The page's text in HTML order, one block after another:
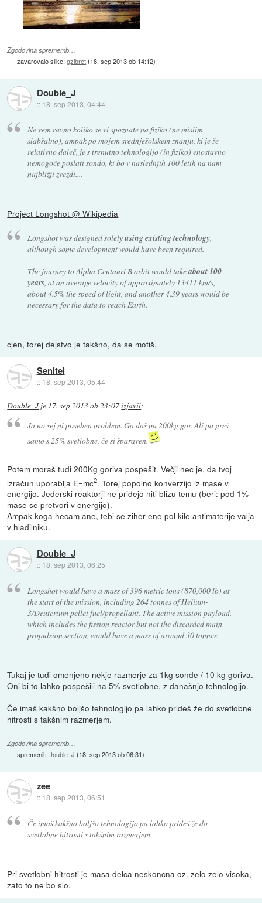
Zgodovina sprememb…
zavarovalo slike:gzibret(18. sep 2013 ob 14:12)
Double_J
:: 18. sep 2013, 04:44
Ne vem ravno koliko se vi spoznate na fiziko (ne mislim
slabšalno), ampak po mojem srednješolskem znanju, ki je že
relativno daleč, je s trenutno tehnologijo (in fiziko) enostavno
nemogoče poslati sondo, ki bo v naslednjih 100 letih na nam
najbližji zvezdi....
Project Longshot @ Wikipedia
Longshot was designed solelyusing existing technology,
although some development would have been required.
The journey to Alpha Centauri B orbit would takeabout 100
years, at an average velocity of approximately 13411 km/s,
about 4.5% the speed of light, and another 4.39 years would be
necessary for the data to reach Earth.
cjen, torej dejstvo je takšno, da se motiš.
Senitel
:: 18. sep 2013, 05:44
Double_Jje 17. sep 2013 ob 23:07izjavil:
Ja no sej ni poseben problem. Ga daš pa 200kg gor. Ali pa greš
samo s 25% svetlobne, če si šparaven.
Potem moraš tudi 200Kg goriva pospešit. Večji hec je, da tvoj
izračun uporablja E=mc2. Torej popolno konverzijo iz mase v
energijo. Jederski reaktorji ne pridejo niti blizu temu (beri: pod 1%
mase se pretvori v energijo).
Ampak koga hecam ane, tebi se ziher ene pol kile antimaterije valja
v hladilniku.
Double_J
:: 18. sep 2013, 06:25
Longshot would have a mass of 396 metric tons (870,000 lb) at
the start of the mission, including 264 tonnes of Helium-
3/Deuterium pellet fuel/propellant. The active mission payload,
which includes the fission reactor but not the discarded main
propulsion section, would have a mass of around 30 tonnes.
Tukaj je tudi omenjeno nekje razmerje za 1kg sonde / 10 kg goriva.
Oni bi to lahko pospešili na 5% svetlobne, z današnjo tehnologijo.
Če imaš kakšno boljšo tehnologijo pa lahko prideš že do svetlobne
hitrosti s takšnim razmerjem.
Zgodovina sprememb…
spremenil: Double_J (18. sep 2013 ob 06:31)
zee
:: 18. sep 2013, 06:51
Če imaš kakšno boljšo tehnologijo pa lahko prideš že do
svetlobne hitrosti s takšnim razmerjem.
Pri svetlobni hitrosti je masa delca neskoncna oz. zelo zelo visoka,
zato to ne bo slo.